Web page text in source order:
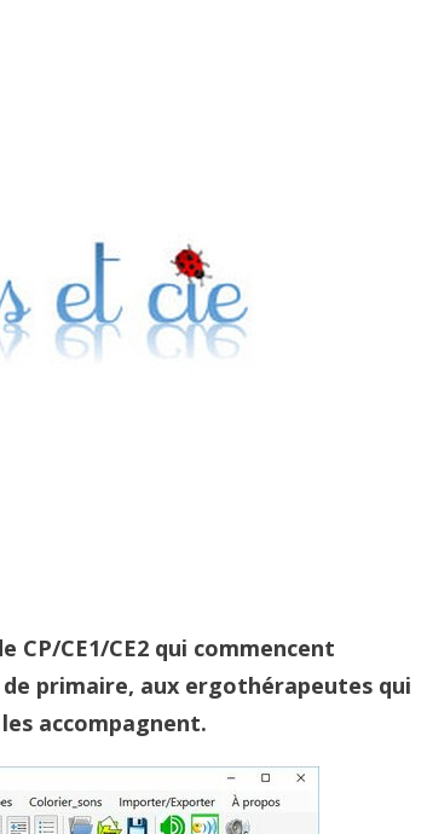
CE1/CE2 qui commencent
primaire, aux ergothérapeutes qui
accompagnent.